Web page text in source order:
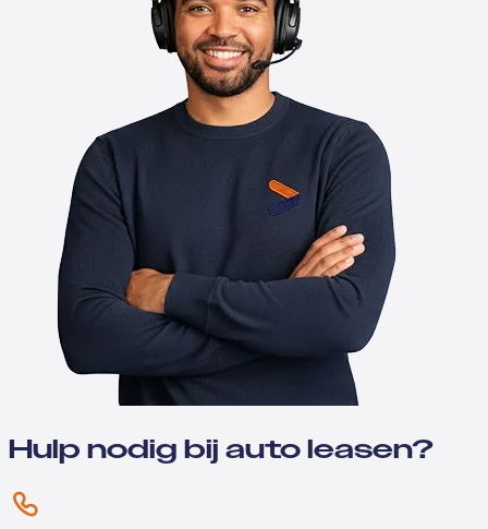
Hulp nodig bij auto leasen?